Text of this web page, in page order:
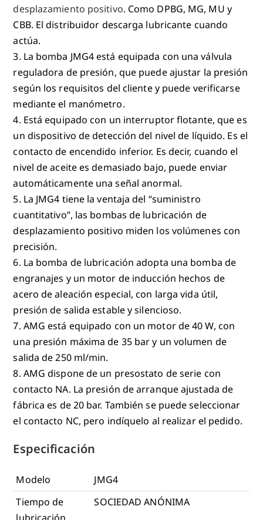
desplazamiento positivo. Como DPBG, MG, MU y
CBB. El distribuidor descarga lubricante cuando
actúa.
3. La bomba JMG4 está equipada con una válvula
reguladora de presión, que puede ajustar la presión
según los requisitos del cliente y puede verificarse
mediante el manómetro.
4. Está equipado con un interruptor flotante, que es
un dispositivo de detección del nivel de líquido. Es el
contacto de encendido inferior. Es decir, cuando el
nivel de aceite es demasiado bajo, puede enviar
automáticamente una señal anormal.
5. La JMG4 tiene la ventaja del “suministro
cuantitativo”, las bombas de lubricación de
desplazamiento positivo miden los volúmenes con
precisión.
6. La bomba de lubricación adopta una bomba de
engranajes y un motor de inducción hechos de
acero de aleación especial, con larga vida útil,
presión de salida estable y silencioso.
7. AMG está equipado con un motor de 40 W, con
una presión máxima de 35 bar y un volumen de
salida de 250 ml/min.
8. AMG dispone de un presostato de serie con
contacto NA. La presión de arranque ajustada de
fábrica es de 20 bar. También se puede seleccionar
el contacto NC, pero indíquelo al realizar el pedido.
Especificación
Modelo
JMG4
Tiempo de
SOCIEDAD ANÓNIMA